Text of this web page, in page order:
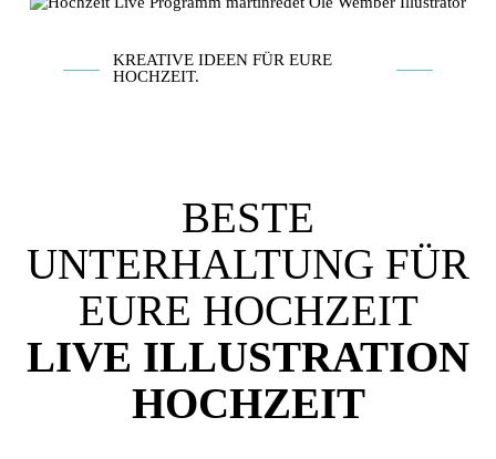
KREATIVE IDEEN FÜR EURE
HOCHZEIT.
BESTE
UNTERHALTUNG FÜR
EURE HOCHZEIT
LIVE ILLUSTRATION
HOCHZEIT